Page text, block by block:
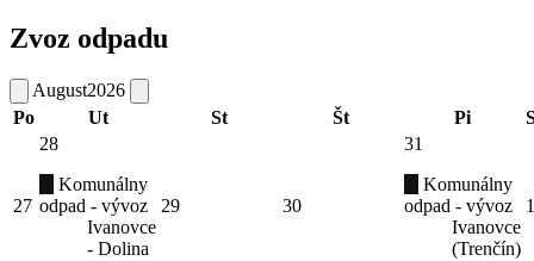
Zvoz odpadu
August2026
Po
Ut St Št Pi
27
28
Komunálny
odpad - vývoz
Ivanovce
- Dolina
29 30
31
Komunálny
odpad - vývoz
Ivanovce
(Trenčín)
1